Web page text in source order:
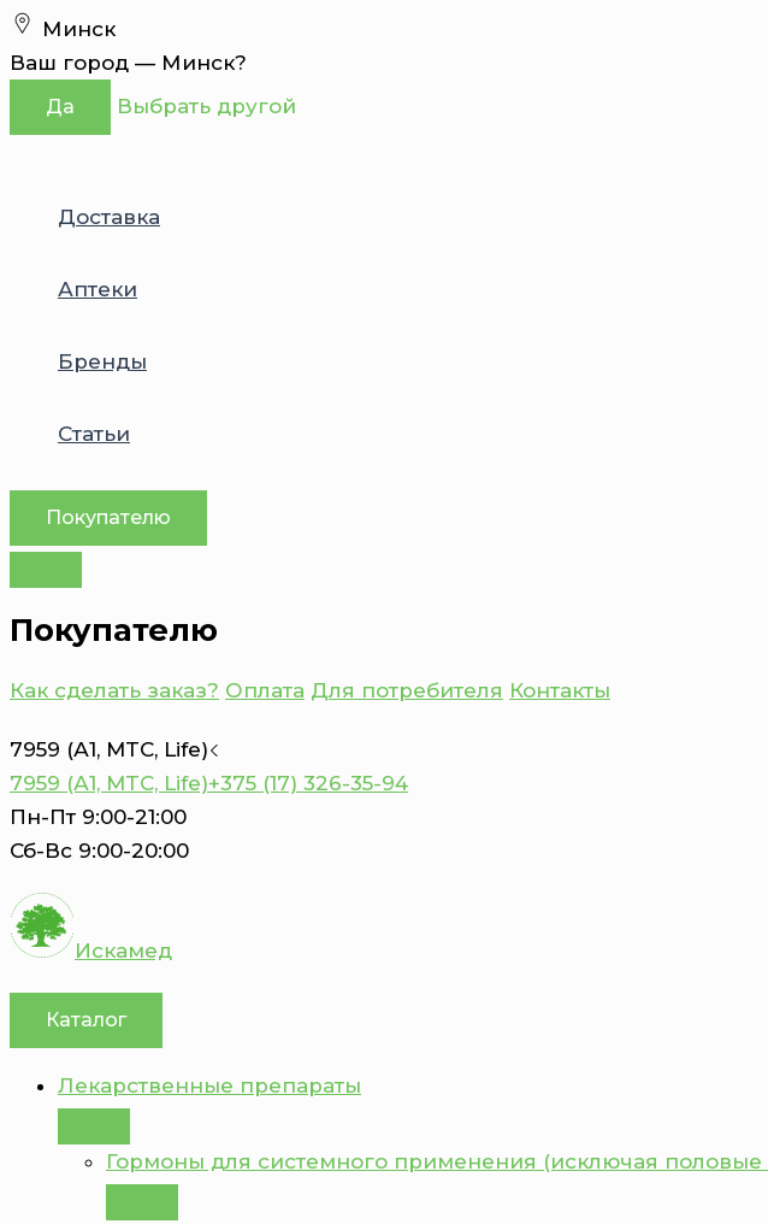
Перейти
к
содержимому
Минск
Ваш город — Минск?
Да Выбрать другой
Доставка
Аптеки
Бренды
Статьи
Покупателю
Покупателю
Как сделать заказ? Оплата Для потребителя Контакты
7959 (А1, MTC, Life)
7959 (А1, MTC, Life)+375 (17) 326-35-94
Пн-Пт 9:00-21:00
Сб-Вс 9:00-20:00
Искамед
Каталог
Лекарственные препараты
Гормоны для системного применения (исключая